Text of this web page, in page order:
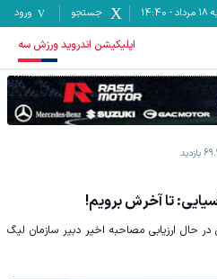
-
14:40 جستجو ورود
اپلیکیشن اندروید ورزش سه
بازدید
تا آخرش برویم!
حال ارزیابی مصاحبه اخیر دبیر سازمان لیگ